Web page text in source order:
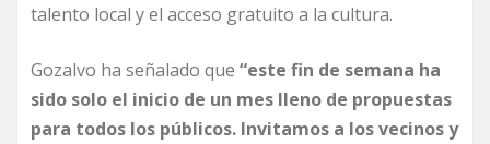
talento local y el acceso gratuito a la cultura.
Gozalvo ha señalado que “este fin de semana ha
sido solo el inicio de un mes lleno de propuestas
para todos los públicos. Invitamos a los vecinos y